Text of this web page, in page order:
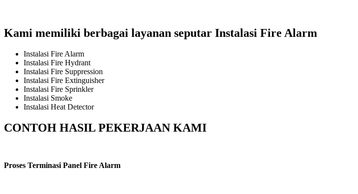
Kami memiliki berbagai layanan seputar Instalasi Fire Alarm
Instalasi Fire Alarm
Instalasi Fire Hydrant
Instalasi Fire Suppression
Instalasi Fire Extinguisher
Instalasi Fire Sprinkler
Instalasi Smoke
Instalasi Heat Detector
CONTOH HASIL PEKERJAAN KAMI
Proses Terminasi Panel Fire Alarm